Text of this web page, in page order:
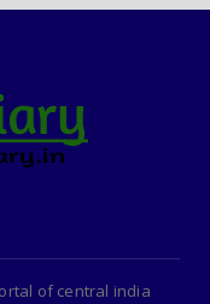
of central india